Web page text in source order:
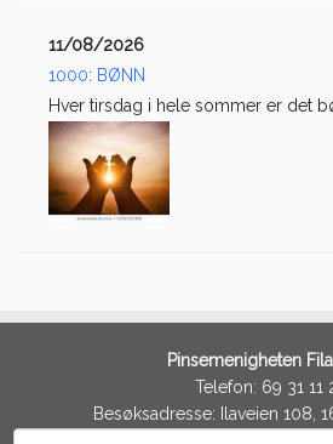
11/08/2026
1000: BØNN
Hver tirsdag i hele sommer er det
Pinsemenigheten
Telefon: 69 31 11
Besøksadresse: Ilaveien 108,